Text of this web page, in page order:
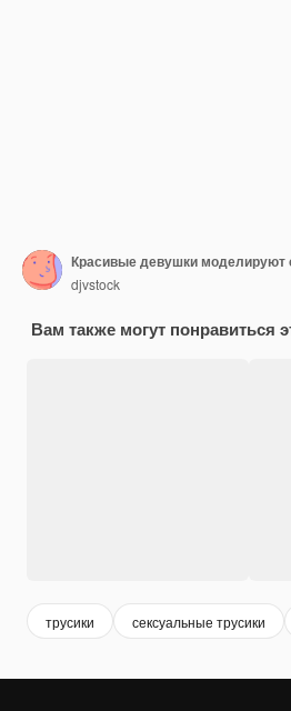
Красивые девушки моделируют
djvstock
Вам также могут понравиться
трусики сексуальные трусики